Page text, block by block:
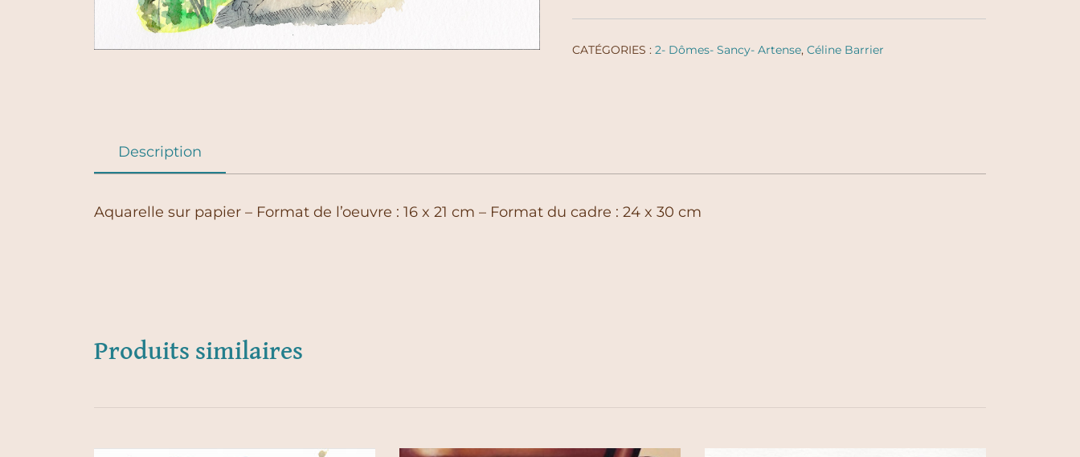
CATÉGORIES : 2- Dômes- Sancy- Artense, Céline Barrier
Description
Aquarelle sur papier – Format de l’oeuvre : 16 x 21 cm – Format du cadre : 24 x 30 cm
Produits similaires